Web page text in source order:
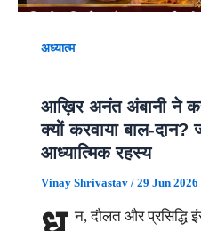
की
है?
अध्यात्म
आख़िर अनंत अंबानी ने
क्यों करवाया बाल-दान?
आध्यात्मिक रहस्य
Vinay Shrivastav / 29 Jun 2026
न, दौलत और प्रसिद्धि